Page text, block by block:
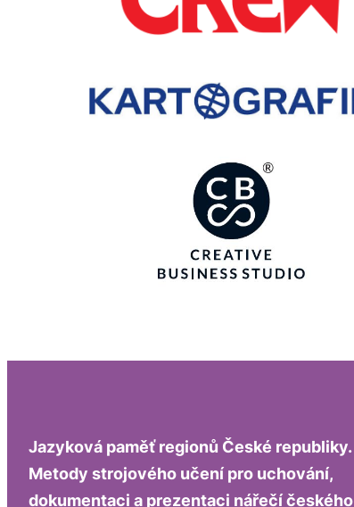
Jazyková paměť regionů České republiky.
Metody strojového učení pro uchování,
dokumentaci a prezentaci nářečí českého